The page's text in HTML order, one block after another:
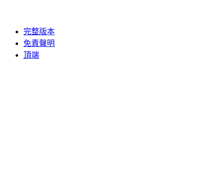
完整版本
免責聲明
頂端